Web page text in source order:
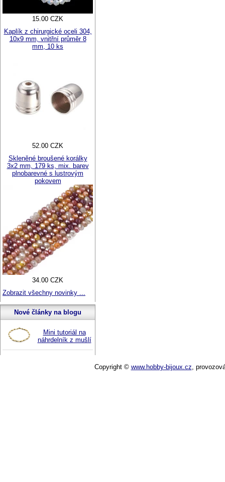
15.00 CZK
Kaplík z chirurgické oceli 304,
10x9 mm, vnitřní průměr 8
mm, 10 ks
52.00 CZK
Skleněné broušené korálky
3x2 mm, 179 ks, mix. barev
plnobarevné s lustrovým
pokovem
34.00 CZK
Zobrazit všechny novinky ...
Nové články na blogu
Mini tutoriál na
náhrdelník z mušlí
Copyright © www.hobby-bijoux.cz